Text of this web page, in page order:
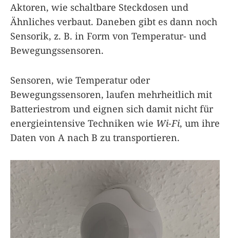
Aktoren, wie schaltbare Steckdosen und
Ähnliches verbaut. Daneben gibt es dann noch
Sensorik, z. B. in Form von Temperatur- und
Bewegungssensoren.
Sensoren, wie Temperatur oder
Bewegungssensoren, laufen mehrheitlich mit
Batteriestrom und eignen sich damit nicht für
energieintensive Techniken wie Wi-Fi, um ihre
Daten von A nach B zu transportieren.